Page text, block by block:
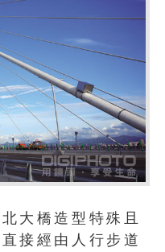
大橋造型特殊且
接經由人行步道